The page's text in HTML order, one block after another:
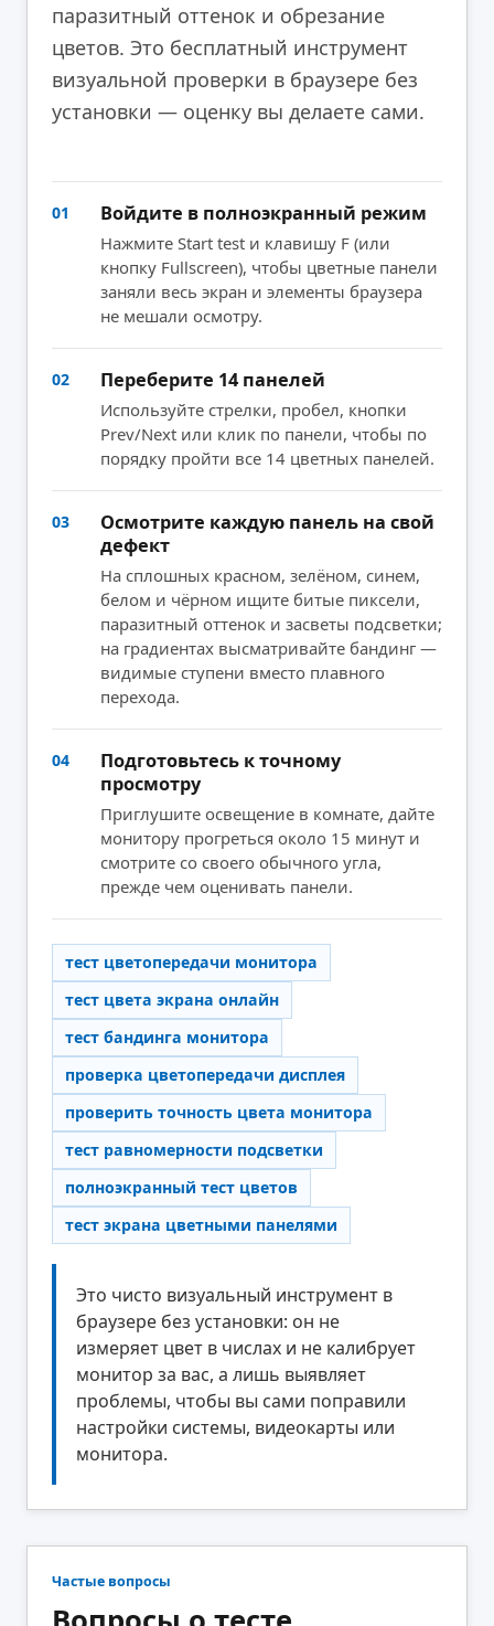
паразитный оттенок и обрезание
цветов. Это бесплатный инструмент
визуальной проверки в браузере без
установки — оценку вы делаете сами.
01 Войдите в полноэкранный режим
Нажмите Start test и клавишу F (или
кнопку Fullscreen), чтобы цветные панели
заняли весь экран и элементы браузера
не мешали осмотру.
02 Переберите 14 панелей
Используйте стрелки, пробел, кнопки
Prev/Next или клик по панели, чтобы по
порядку пройти все 14 цветных панелей.
03
Осмотрите каждую панель на свой
дефект
На сплошных красном, зелёном, синем,
белом и чёрном ищите битые пиксели,
паразитный оттенок и засветы подсветки;
на градиентах высматривайте бандинг —
видимые ступени вместо плавного
перехода.
04
Подготовьтесь к точному
просмотру
Приглушите освещение в комнате, дайте
монитору прогреться около 15 минут и
смотрите со своего обычного угла,
прежде чем оценивать панели.
тест цветопередачи монитора
тест цвета экрана онлайн
тест бандинга монитора
проверка цветопередачи дисплея
проверить точность цвета монитора
тест равномерности подсветки
полноэкранный тест цветов
тест экрана цветными панелями
Это чисто визуальный инструмент в
браузере без установки: он не
измеряет цвет в числах и не калибрует
монитор за вас, а лишь выявляет
проблемы, чтобы вы сами поправили
настройки системы, видеокарты или
монитора.
Частые вопросы